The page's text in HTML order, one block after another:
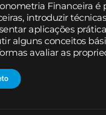
Financeira é
introduzir
aplicações
alguns conceitos
avaliar as